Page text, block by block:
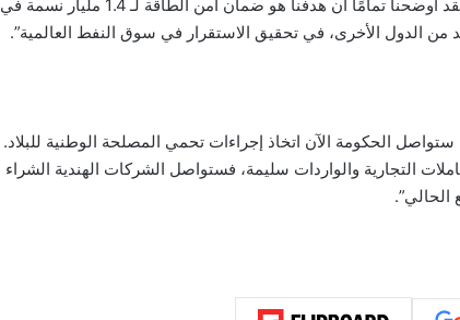
وأضاف في مقابلة مع وكالة أنباء “تاس” الروسية: “أولاً، لقد أوضحنا تمامًا أن هدفنا هو ضمان أمن الطاقة لـ 1.4 مليار نسمة في
من الدول الأخرى، في تحقيق الاستقرار في سوق النفط العالمية”.
الحكومة الآن اتخاذ إجراءات تحمي المصلحة الوطنية للبلاد.
التجارية والواردات سليمة، فستواصل الشركات الهندية الشراء